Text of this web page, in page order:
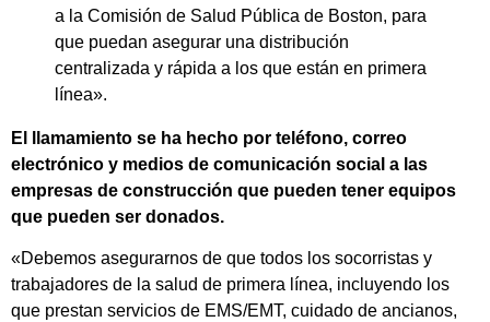
a la Comisión de Salud Pública de Boston, para
que puedan asegurar una distribución
centralizada y rápida a los que están en primera
línea».
El llamamiento se ha hecho por teléfono, correo
electrónico y medios de comunicación social a las
empresas de construcción que pueden tener equipos
que pueden ser donados.
«Debemos asegurarnos de que todos los socorristas y
trabajadores de la salud de primera línea, incluyendo los
que prestan servicios de EMS/EMT, cuidado de ancianos,